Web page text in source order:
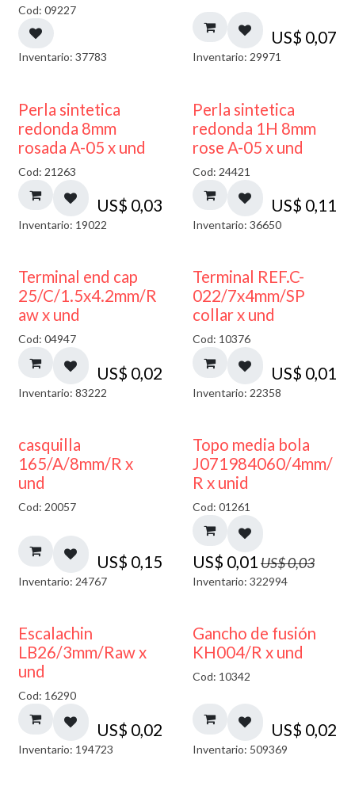
Cod: 09227
Inventario: 37783
US$ 0,07
Inventario: 29971
Perla sintetica
redonda 8mm
rosada A-05 x und
Cod: 21263
US$ 0,03
Inventario: 19022
Perla sintetica
redonda 1H 8mm
rose A-05 x und
Cod: 24421
US$ 0,11
Inventario: 36650
Terminal end cap
25/C/1.5x4.2mm/R
aw x und
Cod: 04947
US$ 0,02
Inventario: 83222
Terminal REF.C-
022/7x4mm/SP
collar x und
Cod: 10376
US$ 0,01
Inventario: 22358
casquilla
165/A/8mm/R x
und
Cod: 20057
US$ 0,15
Inventario: 24767
50% DESCUENTO
Topo media bola
J071984060/4mm/
R x unid
Cod: 01261
US$ 0,01 US$0,03
Inventario: 322994
Escalachin
LB26/3mm/Raw x
und
Cod: 16290
US$ 0,02
Inventario: 194723
Gancho de fusión
KH004/R x und
Cod: 10342
US$ 0,02
Inventario: 509369